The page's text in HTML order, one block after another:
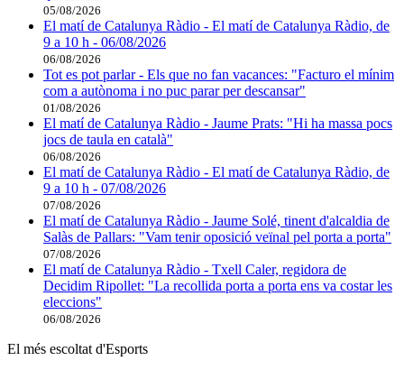
05/08/2026
El matí de Catalunya Ràdio - El matí de Catalunya Ràdio, de
9 a 10 h - 06/08/2026
06/08/2026
Tot es pot parlar - Els que no fan vacances: "Facturo el mínim
com a autònoma i no puc parar per descansar"
01/08/2026
El matí de Catalunya Ràdio - Jaume Prats: "Hi ha massa pocs
jocs de taula en català"
06/08/2026
El matí de Catalunya Ràdio - El matí de Catalunya Ràdio, de
9 a 10 h - 07/08/2026
07/08/2026
El matí de Catalunya Ràdio - Jaume Solé, tinent d'alcaldia de
Salàs de Pallars: "Vam tenir oposició veïnal pel porta a porta"
07/08/2026
El matí de Catalunya Ràdio - Txell Caler, regidora de
Decidim Ripollet: "La recollida porta a porta ens va costar les
eleccions"
06/08/2026
El més escoltat d'Esports